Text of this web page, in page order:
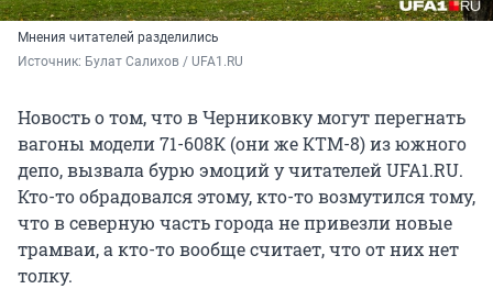
Мнения читателей разделились
Источник: Булат Салихов / UFA1.RU
Новость о том, что в Черниковку могут перегнать
вагоны модели 71-608К (они же КТМ-8) из южного
депо, вызвала бурю эмоций у читателей UFA1.RU.
Кто-то обрадовался этому, кто-то возмутился тому,
что в северную часть города не привезли новые
трамваи, а кто-то вообще считает, что от них нет
толку.